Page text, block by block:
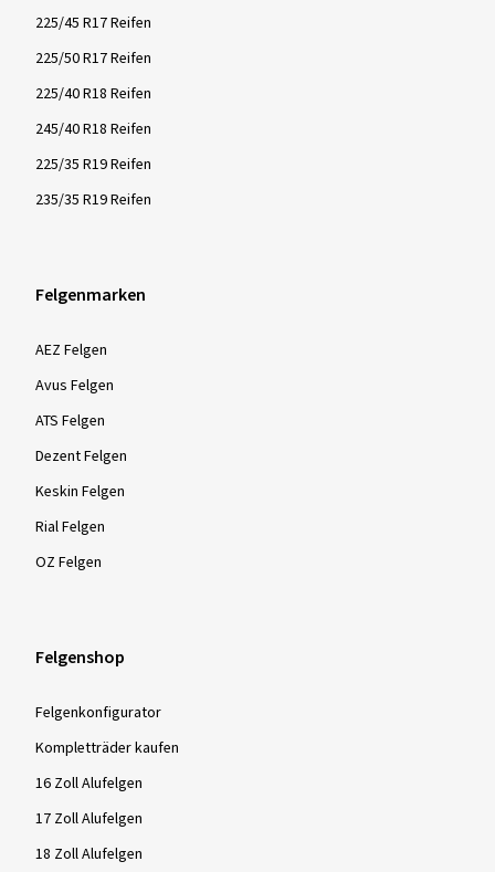
225/45 R17 Reifen
225/50 R17 Reifen
225/40 R18 Reifen
245/40 R18 Reifen
225/35 R19 Reifen
235/35 R19 Reifen
Felgenmarken
AEZ Felgen
Avus Felgen
ATS Felgen
Dezent Felgen
Keskin Felgen
Rial Felgen
OZ Felgen
Felgenshop
Felgenkonfigurator
Kompletträder kaufen
16 Zoll Alufelgen
17 Zoll Alufelgen
18 Zoll Alufelgen